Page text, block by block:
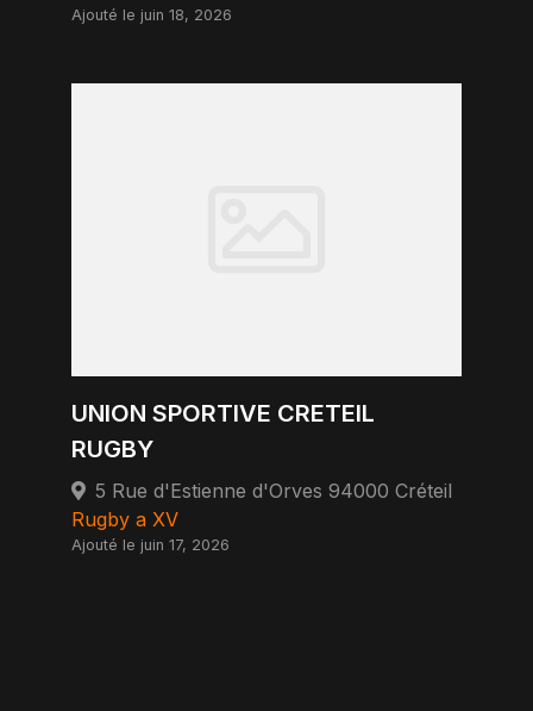
Ajouté le juin 18, 2026
UNION SPORTIVE CRETEIL
RUGBY
5 Rue d'Estienne d'Orves 94000 Créteil
Rugby a XV
Ajouté le juin 17, 2026